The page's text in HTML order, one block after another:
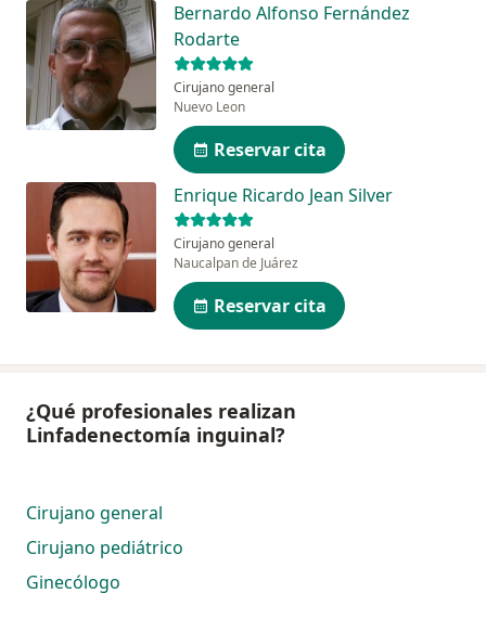
Bernardo Alfonso Fernández
Rodarte
Cirujano general
Nuevo Leon
Reservar cita
Enrique Ricardo Jean Silver
Cirujano general
Naucalpan de Juárez
Reservar cita
¿Qué profesionales realizan
Linfadenectomía inguinal?
Cirujano general
Cirujano pediátrico
Ginecólogo